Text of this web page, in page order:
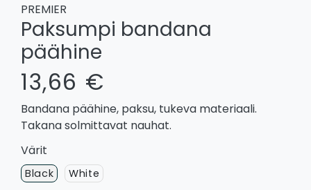
PREMIER
Paksumpi bandana
päähine
13,66 €
Bandana päähine, paksu, tukeva materiaali.
Takana solmittavat nauhat.
Värit
Black White